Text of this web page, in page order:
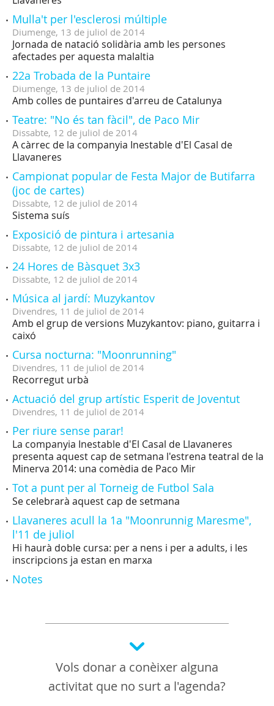
Mulla't per l'esclerosi múltiple
Diumenge, 13 de juliol de 2014
Jornada de natació solidària amb les persones
afectades per aquesta malaltia
22a Trobada de la Puntaire
Diumenge, 13 de juliol de 2014
Amb colles de puntaires d'arreu de Catalunya
Teatre: "No és tan fàcil", de Paco Mir
Dissabte, 12 de juliol de 2014
A càrrec de la companyia Inestable d'El Casal de
Llavaneres
Campionat popular de Festa Major de Butifarra
(joc de cartes)
Dissabte, 12 de juliol de 2014
Sistema suís
Exposició de pintura i artesania
Dissabte, 12 de juliol de 2014
24 Hores de Bàsquet 3x3
Dissabte, 12 de juliol de 2014
Música al jardí: Muzykantov
Divendres, 11 de juliol de 2014
Amb el grup de versions Muzykantov: piano, guitarra i
caixó
Cursa nocturna: "Moonrunning"
Divendres, 11 de juliol de 2014
Recorregut urbà
Actuació del grup artístic Esperit de Joventut
Divendres, 11 de juliol de 2014
Per riure sense parar!
La companyia Inestable d'El Casal de Llavaneres
presenta aquest cap de setmana l'estrena teatral de la
Minerva 2014: una comèdia de Paco Mir
Tot a punt per al Torneig de Futbol Sala
Se celebrarà aquest cap de setmana
Llavaneres acull la 1a "Moonrunnig Maresme",
l'11 de juliol
Hi haurà doble cursa: per a nens i per a adults, i les
inscripcions ja estan en marxa
Notes
Vols donar a conèixer alguna
activitat que no surt a l'agenda?